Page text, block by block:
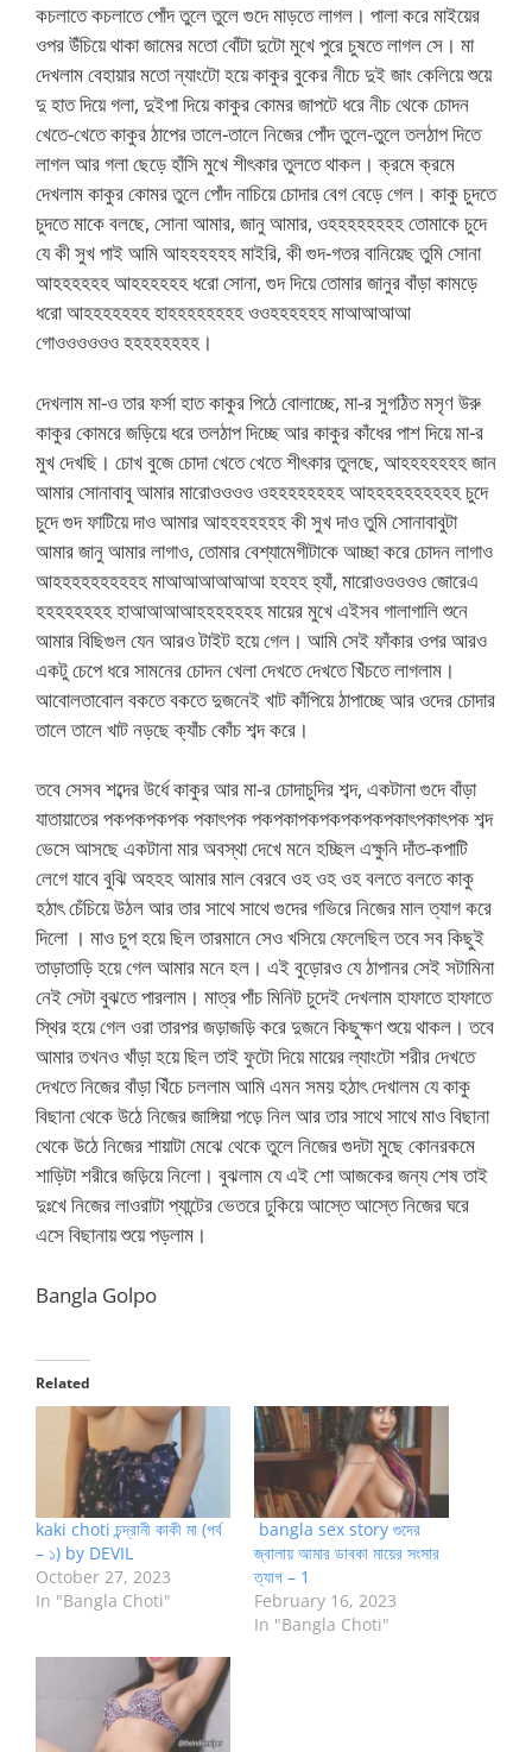
কচলাতে কচলাতে পোঁদ তুলে তুলে গুদে মাড়তে লাগল। পালা করে মাইয়ের
ওপর উঁচিয়ে থাকা জামের মতো বোঁটা দুটো মুখে পুরে চুষতে লাগল সে। মা
দেখলাম বেহায়ার মতো ন্যাংটো হয়ে কাকুর বুকের নীচে দুই জাং কেলিয়ে শুয়ে
দু হাত দিয়ে গলা, দুইপা দিয়ে কাকুর কোমর জাপটে ধরে নীচ থেকে চোদন
খেতে-খেতে কাকুর ঠাপের তালে-তালে নিজের পোঁদ তুলে-তুলে তলঠাপ দিতে
লাগল আর গলা ছেড়ে হাঁসি মুখে শীৎকার তুলতে থাকল। ক্রমে ক্রমে
দেখলাম কাকুর কোমর তুলে পোঁদ নাচিয়ে চোদার বেগ বেড়ে গেল। কাকু চুদতে
চুদতে মাকে বলছে, সোনা আমার, জানু আমার, ওহহহহহহহহ তোমাকে চুদে
যে কী সুখ পাই আমি আহহহহহহ মাইরি, কী গুদ-গতর বানিয়েছ তুমি সোনা
আহহহহহহ আহহহহহহ ধরো সোনা, গুদ দিয়ে তোমার জানুর বাঁড়া কামড়ে
ধরো আহহহহহহহ হাহহহহহহহহ ওওহহহহহহ মাআআআআ
গোওওওওওও হহহহহহহহ।
দেখলাম মা-ও তার ফর্সা হাত কাকুর পিঠে বোলাচ্ছে, মা-র সুগঠিত মসৃণ উরু
কাকুর কোমরে জড়িয়ে ধরে তলঠাপ দিচ্ছে আর কাকুর কাঁধের পাশ দিয়ে মা-র
মুখ দেখছি। চোখ বুজে চোদা খেতে খেতে শীৎকার তুলছে, আহহহহহহহ জান
আমার সোনাবাবু আমার মারোওওওও ওহহহহহহহহ আহহহহহহহহহহ চুদে
চুদে গুদ ফাটিয়ে দাও আমার আহহহহহহহ কী সুখ দাও তুমি সোনাবাবুটা
আমার জানু আমার লাগাও, তোমার বেশ্যামেগীটাকে আচ্ছা করে চোদন লাগাও
আহহহহহহহহহহ মাআআআআআআ হহহহ হ্যাঁ, মারোওওওওও জোরেএ
হহহহহহহহ হাআআআআহহহহহহহ মায়ের মুখে এইসব গালাগালি শুনে
আমার বিছিগুল যেন আরও টাইট হয়ে গেল। আমি সেই ফাঁকার ওপর আরও
একটু চেপে ধরে সামনের চোদন খেলা দেখতে দেখতে খিঁচতে লাগলাম।
আবোলতাবোল বকতে বকতে দুজনেই খাট কাঁপিয়ে ঠাপাচ্ছে আর ওদের চোদার
তালে তালে খাট নড়ছে ক্যাঁচ কোঁচ শব্দ করে।
তবে সেসব শব্দের উর্ধে কাকুর আর মা-র চোদাচুদির শব্দ, একটানা গুদে বাঁড়া
যাতায়াতের পকপকপকপক পকাৎপক পকপকাপকপকপকপকপকাৎপকাৎপক শব্দ
ভেসে আসছে একটানা মার অবস্থা দেখে মনে হচ্ছিল এক্ষুনি দাঁত-কপাটি
লেগে যাবে বুঝি অহহহ আমার মাল বেরবে ওহ ওহ ওহ বলতে বলতে কাকু
হঠাৎ চেঁচিয়ে উঠল আর তার সাথে সাথে গুদের গভিরে নিজের মাল ত্যাগ করে
দিলো । মাও চুপ হয়ে ছিল তারমানে সেও খসিয়ে ফেলেছিল তবে সব কিছুই
তাড়াতাড়ি হয়ে গেল আমার মনে হল। এই বুড়োরও যে ঠাপানর সেই সটামিনা
নেই সেটা বুঝতে পারলাম। মাত্র পাঁচ মিনিট চুদেই দেখলাম হাফাতে হাফাতে
স্থির হয়ে গেল ওরা তারপর জড়াজড়ি করে দুজনে কিছুক্ষণ শুয়ে থাকল। তবে
আমার তখনও খাঁড়া হয়ে ছিল তাই ফুটো দিয়ে মায়ের ল্যাংটো শরীর দেখতে
দেখতে নিজের বাঁড়া খিঁচে চললাম আমি এমন সময় হঠাৎ দেখালম যে কাকু
বিছানা থেকে উঠে নিজের জাঙ্গিয়া পড়ে নিল আর তার সাথে সাথে মাও বিছানা
থেকে উঠে নিজের শায়াটা মেঝে থেকে তুলে নিজের গুদটা মুছে কোনরকমে
শাড়িটা শরীরে জড়িয়ে নিলো। বুঝলাম যে এই শো আজকের জন্য শেষ তাই
দুঃখে নিজের লাওরাটা প্যান্টের ভেতরে ঢুকিয়ে আস্তে আস্তে নিজের ঘরে
এসে বিছানায় শুয়ে পড়লাম।
Bangla Golpo
Related
kaki choti চন্দ্রানী কাকী মা (পর্ব
– ১) by DEVIL
October 27, 2023
In "Bangla Choti"
bangla sex story গুদের
জ্বালায় আমার ডাবকা মায়ের সংসার
ত্যাগ – 1
February 16, 2023
In "Bangla Choti"